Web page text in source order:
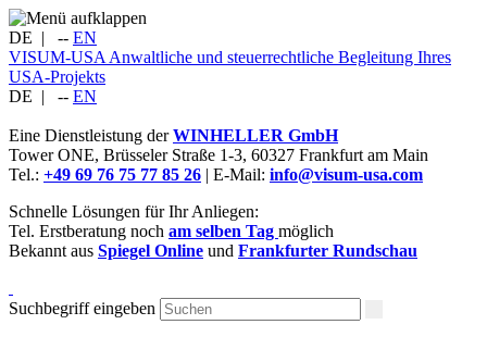
DE | -- EN
VISUM-USA Anwaltliche und steuerrechtliche Begleitung Ihres
USA-Projekts
DE | -- EN
Eine Dienstleistung derWINHELLER GmbH
Tower ONE, Brüsseler Straße 1-3, 60327 Frankfurt am Main
Tel.: +49 69 76 75 77 85 26 | E-Mail: info@visum-usa.com
Schnelle Lösungen für Ihr Anliegen:
Tel. Erstberatung noch am selben Tag möglich
Bekannt aus Spiegel Online und Frankfurter Rundschau
Suchbegriff eingeben